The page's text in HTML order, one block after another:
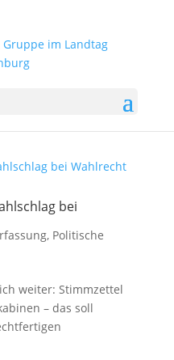
bei
, Politische
weiter: Stimmzettel
– das soll